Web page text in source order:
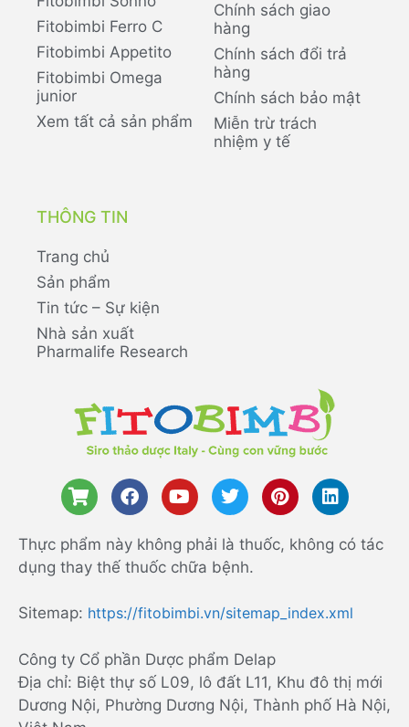
Fitobimbi Ferro C
Fitobimbi Appetito
Fitobimbi Omega
junior
Xem tất cả sản phẩm
Chính sách giao
hàng
Chính sách đổi trả
hàng
Chính sách bảo mật
Miễn trừ trách
nhiệm y tế
THÔNG TIN
Trang chủ
Sản phẩm
Tin tức – Sự kiện
Nhà sản xuất
Pharmalife Research
Thực phẩm này không phải là thuốc, không có tác
dụng thay thế thuốc chữa bệnh.
Sitemap: https://fitobimbi.vn/sitemap_index.xml
Công ty Cổ phần Dược phẩm Delap
Địa chỉ: Biệt thự số L09, lô đất L11, Khu đô thị mới
Dương Nội, Phường Dương Nội, Thành phố Hà Nội,